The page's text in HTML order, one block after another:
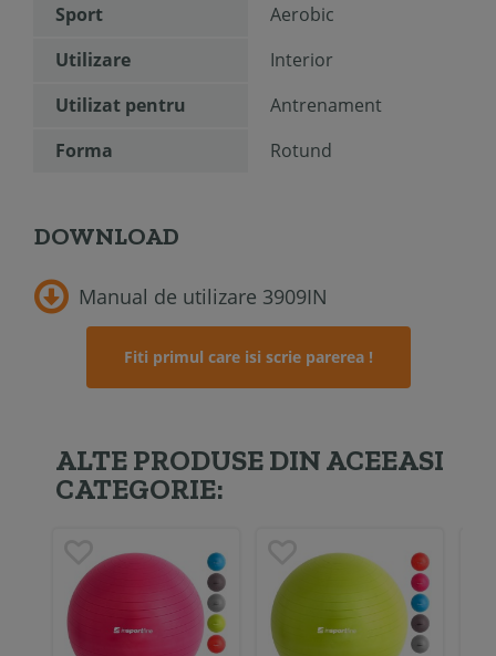
Sport
Aerobic
Utilizare
Interior
Utilizat pentru
Antrenament
Forma
Rotund
DOWNLOAD
Manual de utilizare 3909IN
Fiti primul care isi scrie parerea !
ALTE PRODUSE DIN ACEEASI
CATEGORIE: